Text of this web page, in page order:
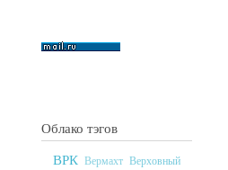
Облако тэгов
ВРК Вермахт Верховный